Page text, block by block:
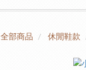
全部商品 休閒鞋款